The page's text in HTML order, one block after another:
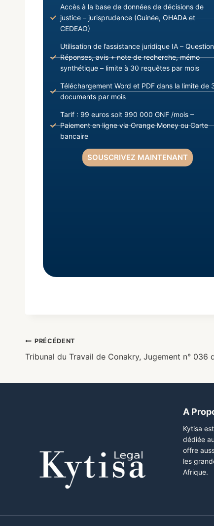
Accès à la base de données de décisions de
justice – jurisprudence (Guinée, OHADA et
CEDEAO)
Utilisation de l’assistance juridique IA –
Réponses, avis + note de recherche, mémo
synthétique – limite à 30 requêtes par mois
Téléchargement Word et PDF dans la limite de
documents par mois
Tarif : 99 euros soit 990 000 GNF /mois –
Paiement en ligne via Orange Money ou Carte
bancaire
SOUSCRIVEZ MAINTENANT
PRÉCÉDENT
Tribunal du Travail de Conakry, Jugement n° 036
A
Kytisa
dédiée
offre
les
Afrique.